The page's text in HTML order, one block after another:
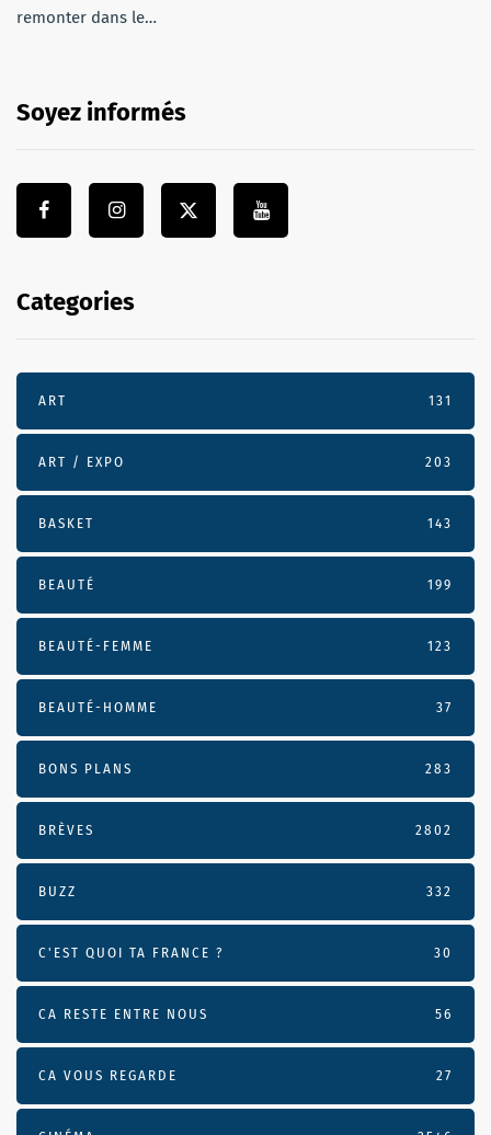
remonter dans le…
Soyez informés
Categories
ART 131
ART / EXPO 203
BASKET 143
BEAUTÉ 199
BEAUTÉ-FEMME 123
BEAUTÉ-HOMME 37
BONS PLANS 283
BRÈVES 2802
BUZZ 332
C'EST QUOI TA FRANCE ? 30
CA RESTE ENTRE NOUS 56
CA VOUS REGARDE 27